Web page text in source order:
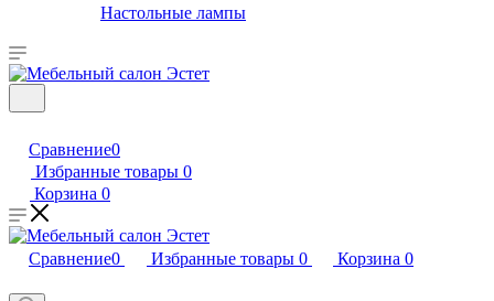
Настольные лампы
Сравнение0
Избранные товары 0
Корзина 0
Сравнение0 Избранные товары 0 Корзина 0